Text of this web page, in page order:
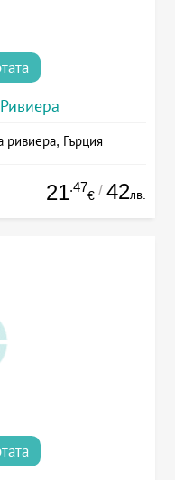
Гърция
21.47
€ / 42лв.